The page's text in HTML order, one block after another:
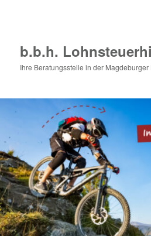
b.b.h.
Ihre Beratungsstelle in der Magdeburger